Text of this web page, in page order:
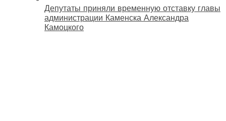
Депутаты приняли временную отставку главы
администрации Каменска Александра
Камоцкого